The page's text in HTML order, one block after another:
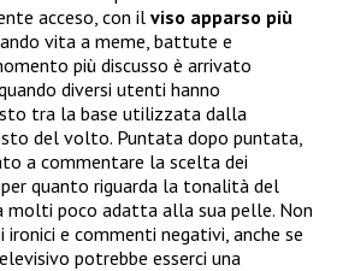
acceso, con il viso apparso più
vita a meme, battute e
più discusso è arrivato
diversi utenti hanno
tra la base utilizzata dalla
del volto. Puntata dopo puntata,
a commentare la scelta dei
quanto riguarda la tonalità del
poco adatta alla sua pelle. Non
e commenti negativi, anche se
potrebbe esserci una